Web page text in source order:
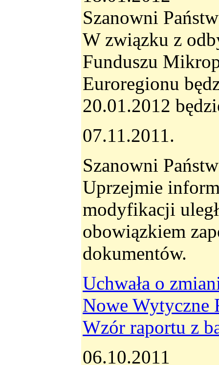
Szanowni
W związku z
Funduszu
Euroregionu
20.01.2012
07.11.2011.
Szanowni
Uprzejmie
modyfikacji
obowiązkiem
dokumentów.
Uchwała o
Nowe Wytyczne
Wzór raportu z
06.10.2011